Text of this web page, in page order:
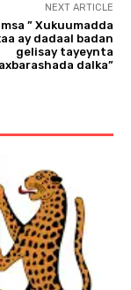
NEXT ARTICLE
” Xukuumadda
ay dadaal badan
gelisay tayeynta
dalka”